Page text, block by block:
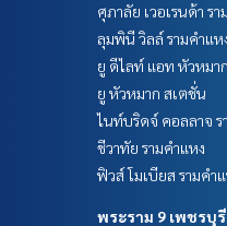
ศุภาลัย เวอเรนด้า รา
ลุมพินี วิลล์ รามคำแห
ยู ดีไลท์ แอท หัวหมา
ยู หัวหมาก สเตชั่น
ไนท์บริดจ์ คอลลาจ ร
ชีวาทัย รามคำแหง
ฟิวส์ โมเบียส รามคำ
พระราม 9 เพชรบุรี